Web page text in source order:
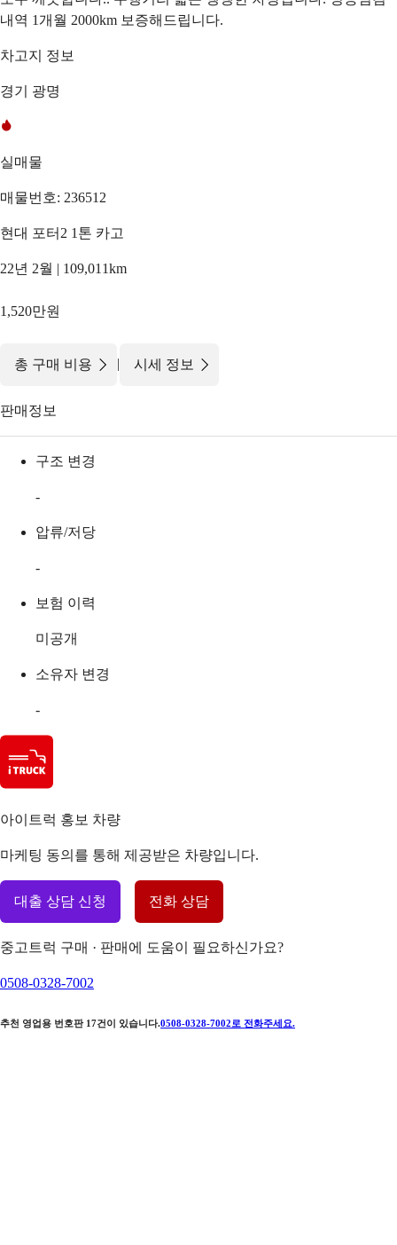
내역 1개월 2000km 보증해드립니다.
차고지 정보
경기 광명
실매물
매물번호: 236512
현대 포터2 1톤 카고
22년 2월 | 109,011km
1,520만원
총 구매 비용 | 시세 정보
판매정보
구조 변경
-
압류/저당
-
보험 이력
미공개
소유자 변경
-
아이트럭 홍보 차량
마케팅 동의를 통해 제공받은 차량입니다.
대출 상담 신청 전화 상담
중고트럭 구매 · 판매에 도움이 필요하신가요?
0508-0328-7002
추천 영업용 번호판 17건이 있습니다.0508-0328-7002 로 전화주세요.